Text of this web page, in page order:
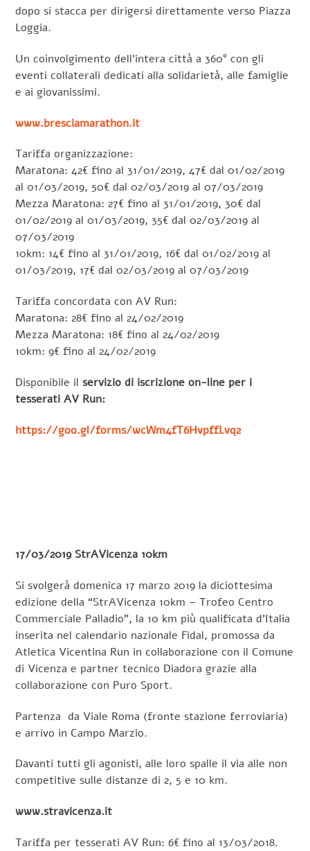
dopo si stacca per dirigersi direttamente verso Piazza
Loggia.
Un coinvolgimento dell’intera città a 360° con gli
eventi collaterali dedicati alla solidarietà, alle famiglie
e ai giovanissimi.
www.bresciamarathon.it
Tariffa organizzazione:
Maratona: 42€ fino al 31/01/2019, 47€ dal 01/02/2019
al 01/03/2019, 50€ dal 02/03/2019 al 07/03/2019
Mezza Maratona: 27€ fino al 31/01/2019, 30€ dal
01/02/2019 al 01/03/2019, 35€ dal 02/03/2019 al
07/03/2019
10km: 14€ fino al 31/01/2019, 16€ dal 01/02/2019 al
01/03/2019, 17€ dal 02/03/2019 al 07/03/2019
Tariffa concordata con AV Run:
Maratona: 28€ fino al 24/02/2019
Mezza Maratona: 18€ fino al 24/02/2019
10km: 9€ fino al 24/02/2019
Disponibile il servizio di iscrizione on-line per i
tesserati AV Run:
https://goo.gl/forms/wcWm4fT6HvpffLvq2
17/03/2019 StrAVicenza 10km
Si svolgerà domenica 17 marzo 2019 la diciottesima
edizione della “StrAVicenza 10km – Trofeo Centro
Commerciale Palladio”, la 10 km più qualificata d’Italia
inserita nel calendario nazionale Fidal, promossa da
Atletica Vicentina Run in collaborazione con il Comune
di Vicenza e partner tecnico Diadora grazie alla
collaborazione con Puro Sport.
Partenza da Viale Roma (fronte stazione ferroviaria)
e arrivo in Campo Marzio.
Davanti tutti gli agonisti, alle loro spalle il via alle non
competitive sulle distanze di 2, 5 e 10 km.
www.stravicenza.it
Tariffa per tesserati AV Run: 6€ fino al 13/03/2018.